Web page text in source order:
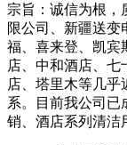
宗旨：诚信为根，
限公司、新疆送变
福、喜来登、凯宾
店、中和酒店、七
店、塔里木等几乎
系。目前我公司已
销、酒店系列清洁